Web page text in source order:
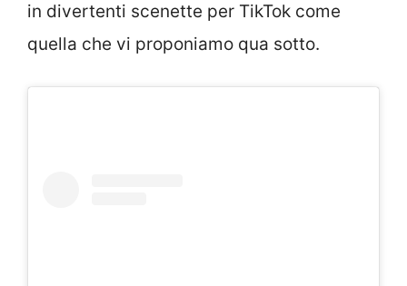
in divertenti scenette per TikTok come
quella che vi proponiamo qua sotto.